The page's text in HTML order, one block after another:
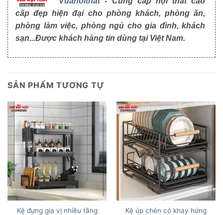
cấp đẹp hiện đại cho phòng khách, phòng ăn,
phòng làm việc, phòng ngủ cho gia đình, khách
sạn...Được khách hàng tin dùng tại Việt Nam.
SẢN PHẨM TƯƠNG TỰ
Kệ đựng gia vị nhiều tầng
Kệ úp chén có khay hứng